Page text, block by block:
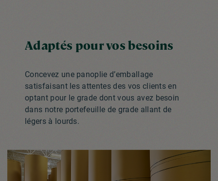
Adaptés pour vos besoins
Concevez une panoplie d’emballage
satisfaisant les attentes des vos clients en
optant pour le grade dont vous avez besoin
dans notre portefeuille de grade allant de
légers à lourds.